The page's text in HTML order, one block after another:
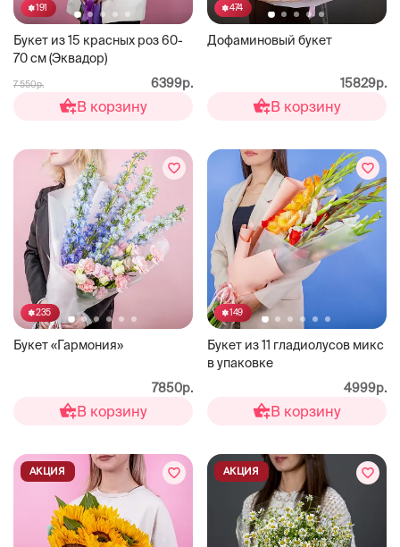
191
Букет из 15 красных роз 60-
70 см (Эквадор)
7 550р. 6399р.
В корзину
474
Дофаминовый букет
15829р.
В корзину
235
Букет «Гармония»
7850р.
В корзину
149
Букет из 11 гладиолусов микс
в упаковке
4999р.
В корзину
АКЦИЯ АКЦИЯ